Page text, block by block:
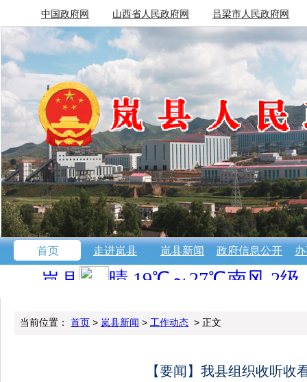
中国政府网 山西省人民政府网 吕梁市人民政府网
首页 走进岚县 岚县新闻 政府信息公开
当前位置： 首页 > 岚县新闻 > 工作动态 > 正文
【要闻】我县组织收听